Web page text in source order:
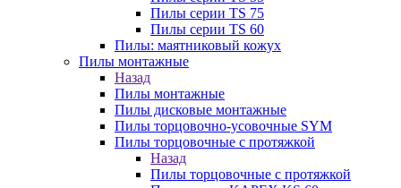
Пилы серии TS 75
Пилы серии TS 60
Пилы: маятниковый кожух
Пилы монтажные
Назад
Пилы монтажные
Пилы дисковые монтажные
Пилы торцовочно-усовочные SYM
Пилы торцовочные с протяжкой
Назад
Пилы торцовочные с протяжкой